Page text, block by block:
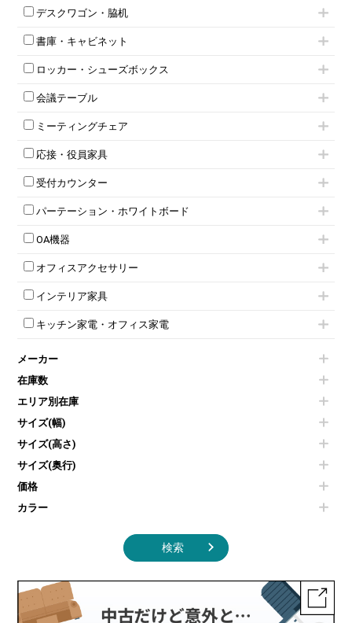
役員チェア
高級チェア（多機能チェア）
オフィスチェアその他
フリーアドレスデスク（ベンチデスク）
昇降デスク
オフィスデスクその他
両袖机
デスクワゴン・脇机
インワゴン2段
インワゴン3段
脇机
ワゴンその他
書庫・キャビネット
ハイキャビネット
ローキャビネット
両開きキャビネット
スチールキャビネット
上下連結キャビネット
軽量ラック（スチールラック）
収納家具その他
両開書庫
ラテラル書庫
ロッカー・シューズボックス
1人用ロッカー
2人用ロッカー
3人用ロッカー
4人用ロッカー
5人用ロッカー
8人用ロッカー
多人数ロッカー
ダイヤル錠ロッカー
ダイヤル錠ロッカー
ワードローブ・クローゼット
会議テーブル
スタッキングテーブル
ネスティングテーブル
幕板付テーブル
カウンターテーブル
T字脚テーブル
会議テーブルW1200～
会議テーブルW1800～
平行スタックテーブル
会議テーブルその他
ミーティングチェア
キャスター付きミーティングチェア
スタッキングミーティングチェア
テーブル付きミーティングチェア
ネスティングミーティングチェア
折りたたみミーティングチェア
ハイチェア
ミーティングチェアその他
応接・役員家具
応接セット
応接ソファ
応接チェア
応接テーブル
応接・役員家具その他
受付カウンター
ローカウンター
ラウンジカウンター
受付カウンターその他
パーテーション・ホワイトボード
パーテーション
自立タイプパーテーション
パーテーションその他
脚付ホワイトボード
壁掛けホワイトボード
ホワイトボードその他
OA機器
電話機（ビジネスフォン）
シュレッダー
プロジェクター
スクリーン
その他OA機器
オフィスアクセサリー
チェア用台車
演台・講演台・演説台
防音パネル
個室ブース
コートハンガー・ポールハンガー
傘立て
食器棚・キッチンキャビネット
カタログスタンド
オフィスアクセサリーその他
インテリア家具
モールドチェア
ダイニングチェア
カウンターテーブル
センターテーブル・サイドテーブル
ベンチ・スツール
ソファ
シェルフ
ダストボックス（ゴミ箱）
インテリア家具その他
キッチン家電・オフィス家電
冷蔵庫・洗濯機
空気清浄機・加湿器
液晶テレビ・モニター類
エアコン
掃除機
季節家電
メーカー
在庫数
エリア別在庫
サイズ(幅)
サイズ(高さ)
サイズ(奥行)
価格
カラー
検索